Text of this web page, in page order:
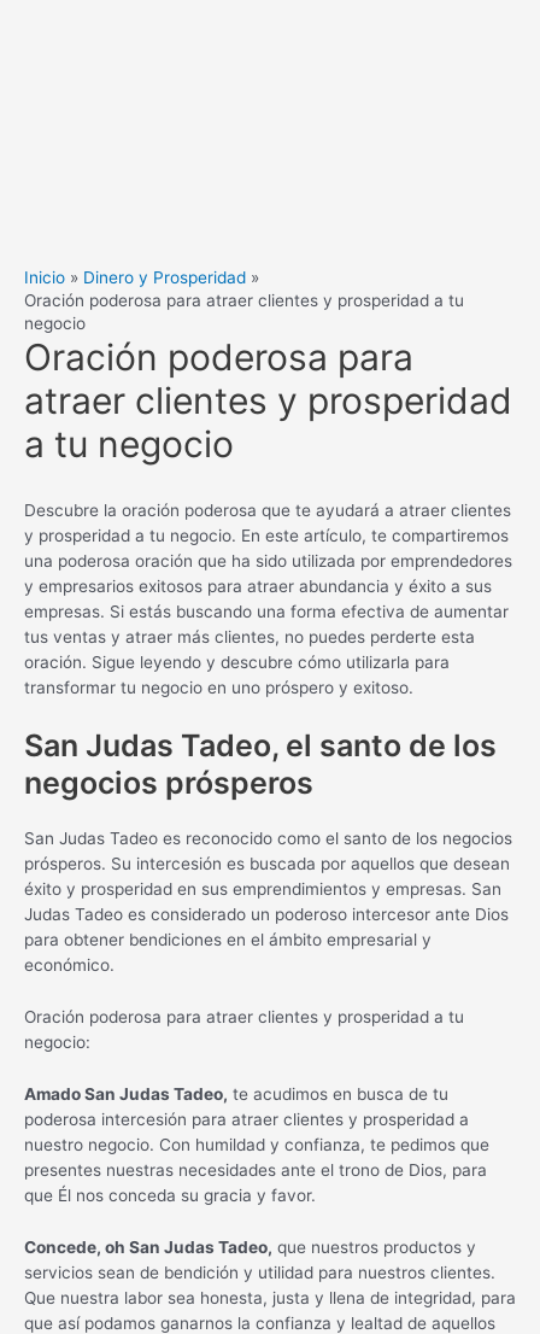
Inicio
Dinero y Prosperidad
Oración poderosa para atraer clientes y prosperidad a tu
negocio
Oración poderosa para
atraer clientes y prosperidad
a tu negocio
Descubre la oración poderosa que te ayudará a atraer clientes
y prosperidad a tu negocio. En este artículo, te compartiremos
una poderosa oración que ha sido utilizada por emprendedores
y empresarios exitosos para atraer abundancia y éxito a sus
empresas. Si estás buscando una forma efectiva de aumentar
tus ventas y atraer más clientes, no puedes perderte esta
oración. Sigue leyendo y descubre cómo utilizarla para
transformar tu negocio en uno próspero y exitoso.
San Judas Tadeo, el santo de los
negocios prósperos
San Judas Tadeo es reconocido como el santo de los negocios
prósperos. Su intercesión es buscada por aquellos que desean
éxito y prosperidad en sus emprendimientos y empresas. San
Judas Tadeo es considerado un poderoso intercesor ante Dios
para obtener bendiciones en el ámbito empresarial y
económico.
Oración poderosa para atraer clientes y prosperidad a tu
negocio:
Amado San Judas Tadeo, te acudimos en busca de tu
poderosa intercesión para atraer clientes y prosperidad a
nuestro negocio. Con humildad y confianza, te pedimos que
presentes nuestras necesidades ante el trono de Dios, para
que Él nos conceda su gracia y favor.
Concede, oh San Judas Tadeo, que nuestros productos y
servicios sean de bendición y utilidad para nuestros clientes.
Que nuestra labor sea honesta, justa y llena de integridad, para
que así podamos ganarnos la confianza y lealtad de aquellos